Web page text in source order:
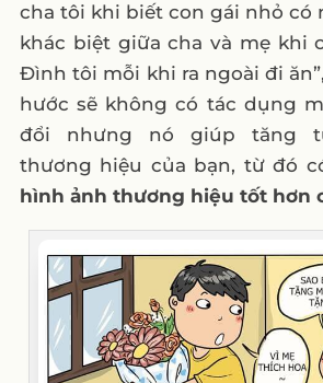
cha tôi khi biết con gái nhỏ có
khác biệt giữa cha và mẹ khi
Đình tôi mỗi khi ra ngoài đi
hước sẽ không có tác dụng
đổi nhưng nó giúp tăng
thương hiệu của bạn, từ đó
hình ảnh thương hiệu tốt hơn